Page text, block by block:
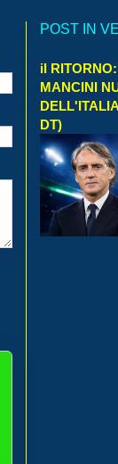
POST IN
il
MANCINI
DT)